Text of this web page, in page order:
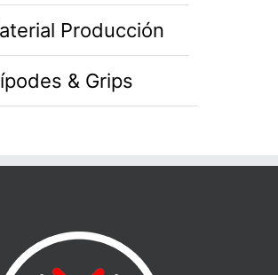
Producción
& Grips